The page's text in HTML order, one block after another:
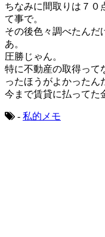
ちなみに間取りは７０
て事で。
その後色々調べたんだ
あ。
圧勝じゃん。
特に不動産の取得って
ったほうがよかったん
今まで賃貸に払ってた
- 私的メモ